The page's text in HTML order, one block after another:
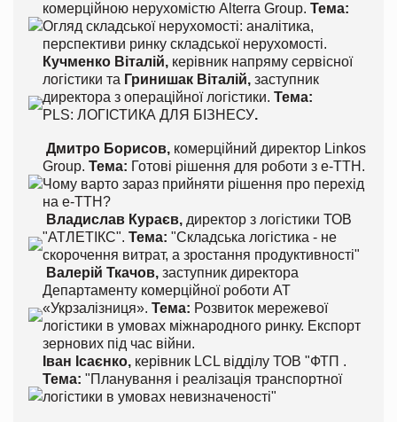
комерційною нерухомістю Alterra Group. Тема:
Огляд складської нерухомості: аналітика,
перспективи ринку складської нерухомості.
Кучменко Віталій, керівник напряму сервісної
логістики та Гринишак Віталій, заступник
директора з операційної логістики. Тема:
PLS: ЛОГІСТИКА ДЛЯ БІЗНЕСУ.
Дмитро Борисов, комерційний директор Linkos
Group. Тема: Готові рішення для роботи з е-ТТН.
Чому варто зараз прийняти рішення про перехід
на е-ТТН?
Владислав Кураєв, директор з логістики ТОВ
"АТЛЕТІКС". Тема: "Складська логістика - не
скорочення витрат, а зростання продуктивності"
Валерій Ткачов, заступник директора
Департаменту комерційної роботи АТ
«Укрзалізниця». Тема: Розвиток мережевої
логістики в умовах міжнародного ринку. Експорт
зернових під час війни.
Іван Ісаєнко, керівник LCL відділу ТОВ "ФТП .
Тема: "Планування і реалізація транспортної
логістики в умовах невизначеності"